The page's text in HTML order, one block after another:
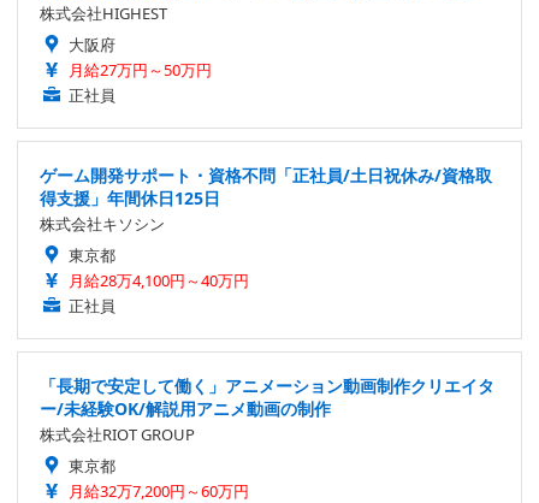
株式会社HIGHEST
大阪府
月給27万円～50万円
正社員
ゲーム開発サポート・資格不問「正社員/土日祝休み/資格取
得支援」年間休日125日
株式会社キソシン
東京都
月給28万4,100円～40万円
正社員
「長期で安定して働く」アニメーション動画制作クリエイタ
ー/未経験OK/解説用アニメ動画の制作
株式会社RIOT GROUP
東京都
月給32万7,200円～60万円